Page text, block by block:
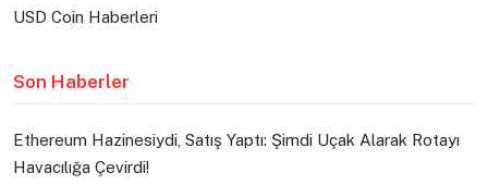
USD Coin Haberleri
Son Haberler
Ethereum Hazinesiydi, Satış Yaptı: Şimdi Uçak Alarak Rotayı
Havacılığa Çevirdi!